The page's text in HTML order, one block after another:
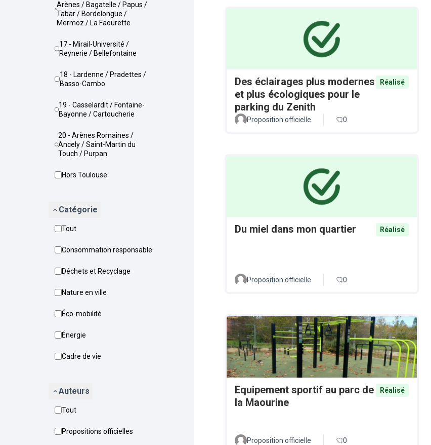
Arènes / Bagatelle / Papus /
Tabar / Bordelongue /
Mermoz / La Faourette
17 - Mirail-Université /
Reynerie / Bellefontaine
18 - Lardenne / Pradettes /
Basso-Cambo
19 - Casselardit / Fontaine-
Bayonne / Cartoucherie
20 - Arènes Romaines /
Ancely / Saint-Martin du
Touch / Purpan
Hors Toulouse
Catégorie
Tout
Consommation responsable
Déchets et Recyclage
Nature en ville
Éco-mobilité
Énergie
Cadre de vie
Auteurs
Tout
Propositions officielles
Des éclairages plus modernes
et plus écologiques pour le
parking du Zenith
Réalisé
Proposition officielle 0
Du miel dans mon quartier Réalisé
Proposition officielle 0
Equipement sportif au parc de
la Maourine
Réalisé
Proposition officielle 0